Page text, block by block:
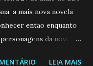
a mais nova novela
então enquanto
da novela?
LEIA MAIS